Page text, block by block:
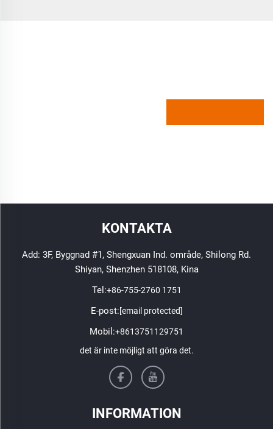
KONTAKTA
Add: 3F, Byggnad #1, Shengxuan Ind. område, Shilong Rd.
Shiyan, Shenzhen 518108, Kina
Tel:+86-755-2760 1751
E-post:[email protected]
Mobil:+8613751129751
det är inte möjligt att göra det.
INFORMATION